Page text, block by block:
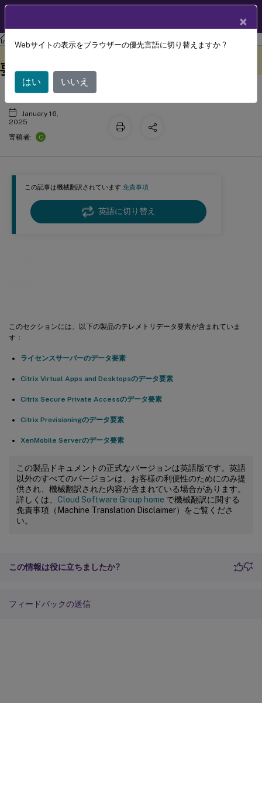
ライセンス ライセンス 11.17.2 ビルド 49000
この記事は機械翻訳されています.免責事項
英語に切り替え
このセクションには、以下の製品のテレメトリデータ要素が含まれていま
す：
ライセンスサーバーのデータ要素
Citrix Virtual Apps and Desktopsのデータ要素
Citrix Secure Private Accessのデータ要素
Citrix Provisioningのデータ要素
XenMobile Serverのデータ要素
この製品ドキュメントの正式なバージョンは英語版です。英語
以外のすべてのバージョンは、お客様の利便性のためにのみ提
供され、機械翻訳された内容が含まれている場合があります。
詳しくは、 Cloud Software Group home で機械翻訳に関する
免責事項（Machine Translation Disclaimer）をご覧くださ
い。
この情報は役に立ちましたか?
フィードバックの送信
Citrixライセンステレメトリのデータ
要素
January 16,
2025
寄稿者:
C
×
Webサイトの表示をブラウザーの優先言語に切り替えますか ?
はい いいえ